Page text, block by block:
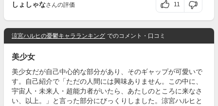
しょしゃなさんの評価 11
涼宮ハルヒの憂鬱キャラランキング でのコメント・口コミ
美少女
美少女だが自己中心的な部分があり、そのギャップが可愛いで
す。自己紹介で「ただの人間には興味ありません。この中に、
宇宙人・未来人・超能力者がいたら、あたしのところに来なさ
い、以上。」と言った部分にびっくりしました。涼宮ハルヒと